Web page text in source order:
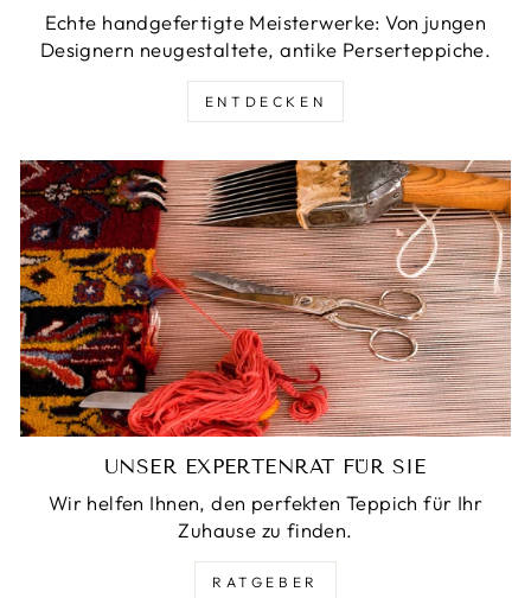
Echte handgefertigte Meisterwerke: Von jungen
Designern neugestaltete, antike Perserteppiche.
ENTDECKEN
UNSER EXPERTENRAT FÜR SIE
Wir helfen Ihnen, den perfekten Teppich für Ihr
Zuhause zu finden.
RATGEBER